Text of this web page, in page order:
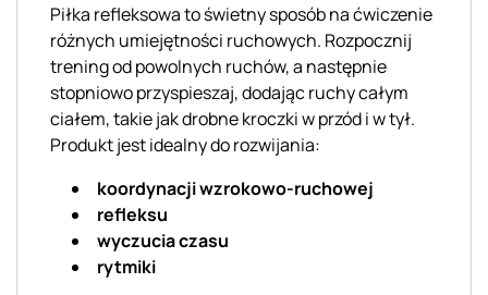
Piłka refleksowa to świetny sposób na ćwiczenie
różnych umiejętności ruchowych. Rozpocznij
trening od powolnych ruchów, a następnie
stopniowo przyspieszaj, dodając ruchy całym
ciałem, takie jak drobne kroczki w przód i w tył.
Produkt jest idealny do rozwijania:
koordynacji wzrokowo-ruchowej
refleksu
wyczucia czasu
rytmiki